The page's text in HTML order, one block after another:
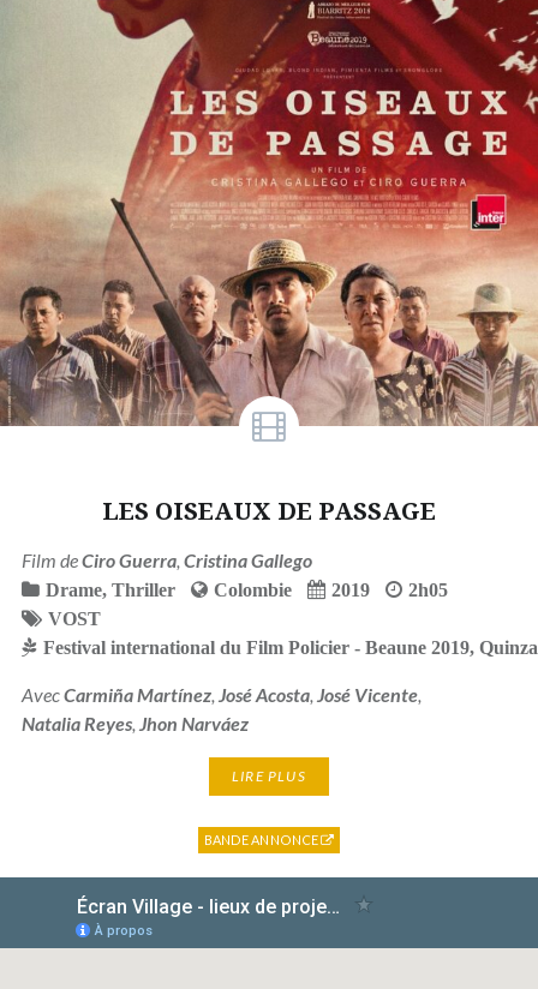
LES OISEAUX DE PASSAGE
Film deCiro Guerra, Cristina Gallego
Drame, Thriller Colombie 2019
2h05
VOST
Festival international du Film Policier - Beaune 2019,
AvecCarmiña Martínez, José Acosta, José Vicente,
Natalia Reyes, Jhon Narváez
LIRE PLUS
BANDE ANNONCE